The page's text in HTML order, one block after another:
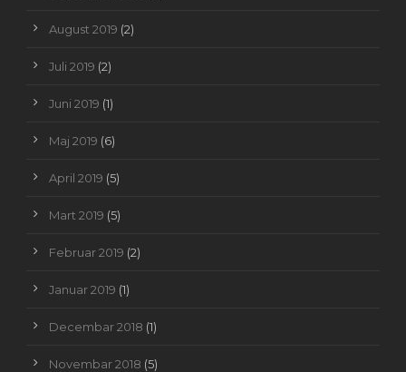
August 2019 (2)
Juli 2019 (2)
Juni 2019 (1)
Maj 2019 (6)
April 2019 (5)
Mart 2019 (5)
Februar 2019 (2)
Januar 2019 (1)
Decembar 2018 (1)
Novembar 2018 (5)